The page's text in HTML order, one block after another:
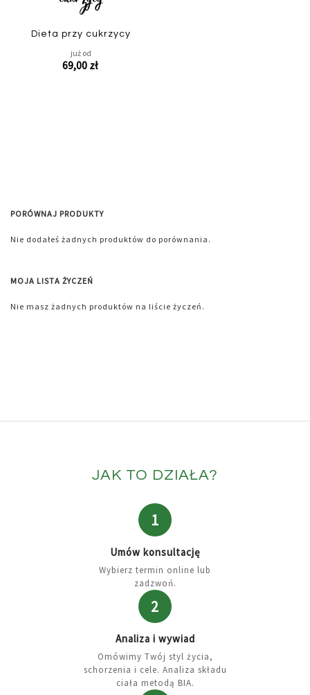
Dieta przy cukrzycy
już od
69,00 zł
Podgląd
PORÓWNAJ PRODUKTY
Nie dodałeś żadnych produktów do porównania.
MOJA LISTA ŻYCZEŃ
Nie masz żadnych produktów na liście życzeń.
JAK TO DZIAŁA?
1
Umów konsultację
Wybierz termin online lub
zadzwoń.
2
Analiza i wywiad
Omówimy Twój styl życia,
schorzenia i cele. Analiza składu
ciała metodą BIA.